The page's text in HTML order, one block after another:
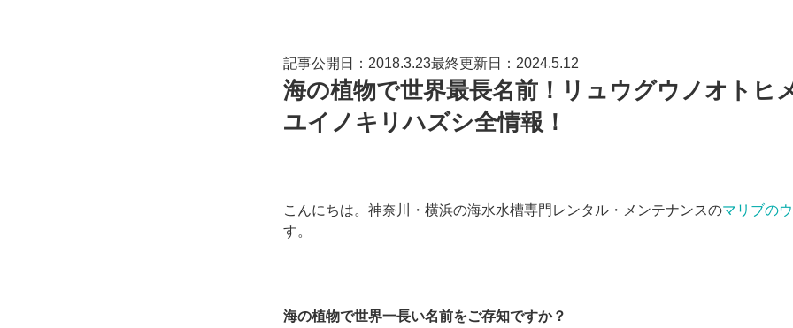
記事公開日：2018.3.23最終更新日：2024.5.12
海の植物で世界最長名前！リュウグウノオトヒ
ユイノキリハズシ全情報！
こんにちは。神奈川・横浜の海水水槽専門レンタル・メンテナンスのマリブの
す。
海の植物で世界一長い名前をご存知ですか？